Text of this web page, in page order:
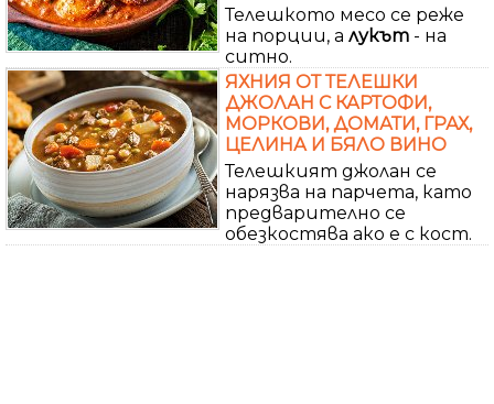
Телешкото месо се реже
на порции, а лукът - на
ситно.
ЯХНИЯ ОТ ТЕЛЕШКИ
ДЖОЛАН С КАРТОФИ,
МОРКОВИ, ДОМАТИ, ГРАХ,
ЦЕЛИНА И БЯЛО ВИНО
Телешкият джолан се
нарязва на парчета, като
предварително се
обезкостява ако е с кост.